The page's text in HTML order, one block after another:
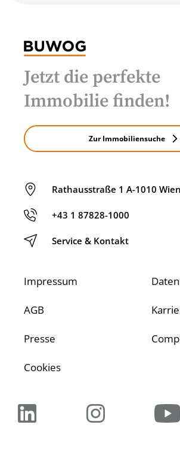
Rathausstraße 1 A-1010 Wien
+43 1 87828-1000
Service & Kontakt
Impressum
AGB
Presse
Cookies
Jetzt die perfekte
Immobilie finden!
Zur Immobiliensuche